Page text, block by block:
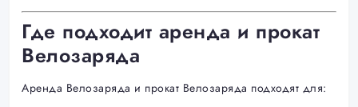
Где подходит аренда и прокат
Велозаряда
Аренда Велозаряда и прокат Велозаряда подходят для: